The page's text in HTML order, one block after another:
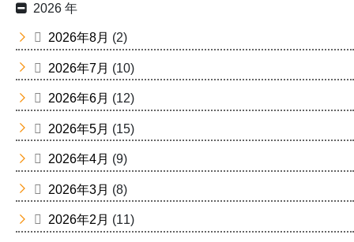
2026 年
2026年8月 (2)
2026年7月 (10)
2026年6月 (12)
2026年5月 (15)
2026年4月 (9)
2026年3月 (8)
2026年2月 (11)